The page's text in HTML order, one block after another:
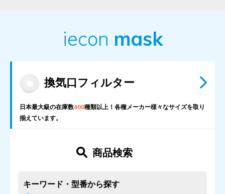
iecon mask
換気口フィルター
日本最大級の在庫数400種類以上！ 各種メーカー様々なサイズを取り
揃えています。
商品検索
キーワード・型番から探す